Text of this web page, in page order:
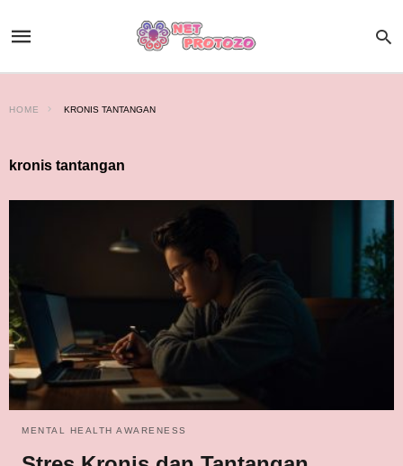
HOME KRONIS TANTANGAN
kronis tantangan
MENTAL HEALTH AWARENESS